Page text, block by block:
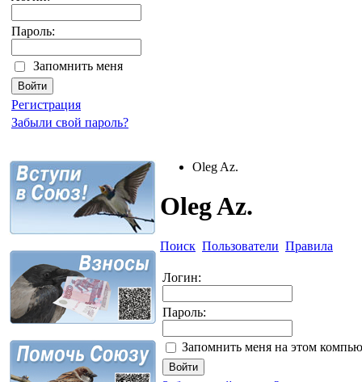
Пароль:
Запомнить меня
Регистрация
Забыли свой пароль?
Oleg Az.
Oleg Az.
Поиск Пользователи Правила
Логин:
Пароль:
Запомнить меня на этом